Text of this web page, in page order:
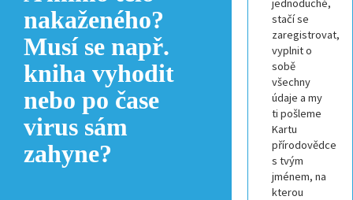
nakaženého?
Musí se např.
kniha vyhodit
nebo po čase
virus sám
zahyne?
jednoduché,
stačí se
zaregistrovat,
vyplnit o
sobě
všechny
údaje a my
ti pošleme
Kartu
přírodovědce
s tvým
jménem, na
kterou